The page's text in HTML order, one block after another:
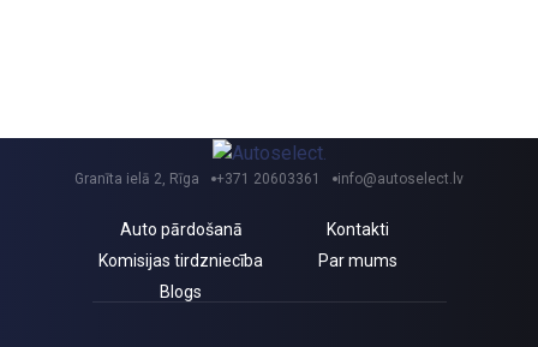
Granīta ielā 2, Rīga +371 20603361 info@autoselect.lv
Auto pārdošanā
Kontakti
Komisijas tirdzniecība
Par mums
Blogs